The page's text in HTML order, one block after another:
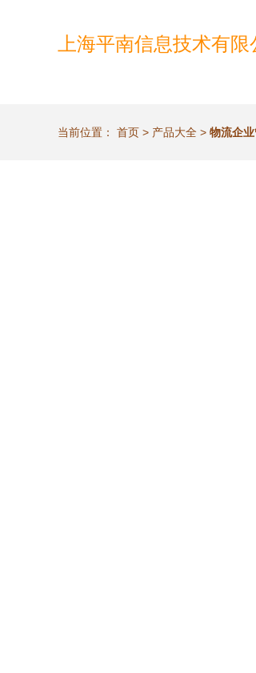
上海平南信息技术有限
当前位置： 首页 > 产品大全 > 物流企